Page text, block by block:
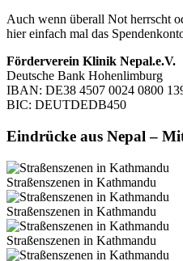
Auch wenn überall Not herrscht
hier einfach mal das
Förderverein Klinik Nepal.e.V.
Deutsche Bank Hohenlimburg
IBAN: DE38 4507 0024 0800
BIC: DEUTDEDB450
Eindrücke aus Nepal –
Straßenszenen in Kathmandu
Straßenszenen in Kathmandu
Straßenszenen in Kathmandu